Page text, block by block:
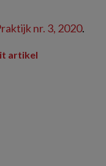
nr. 3, 2020.
artikel